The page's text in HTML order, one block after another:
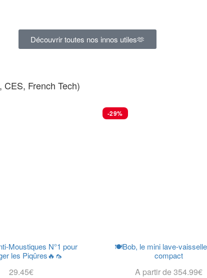
Découvrir toutes nos innos utiles🫶
French Tech)
Moustiques N°1 pour
les Piqûres🔥🦟
29.45€
-29%
🍽️Bob, le mini lave-
compact
A partir de 354.99€